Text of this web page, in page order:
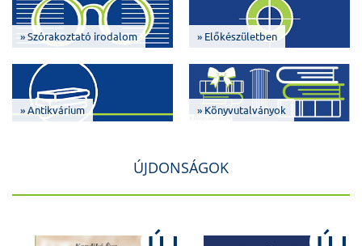
» Szórakoztató irodalom » Előkészületben
» Antikvárium » Könyvutalványok
ÚJDONSÁGOK